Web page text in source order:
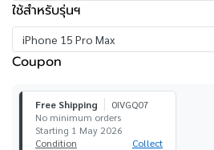
ใช้สำหรับรุ่นฯ
iPhone 15 Pro Max
Coupon
Free Shipping
0IVGQ07
No minimum orders
Starting 1 May 2026
Condition
Collect